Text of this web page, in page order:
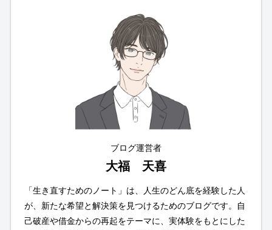
ブログ運営者
大福 天喜
「生き直すためのノート」は、人生のどん底を経験した人
が、新たな希望と解決策を見つけるためのブログです。自
己破産や借金からの再起をテーマに、実体験をもとにした